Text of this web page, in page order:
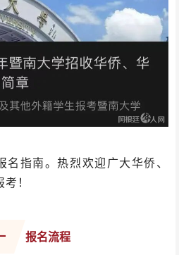
名指南。热烈欢迎广大华侨、
！
报名流程